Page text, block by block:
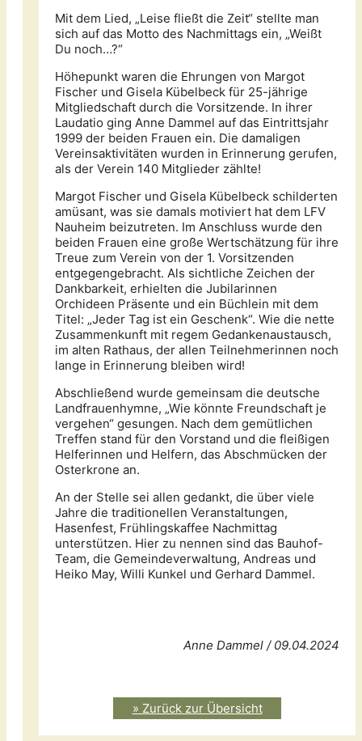
Mit dem Lied, „Leise fließt die Zeit“ stellte man
sich auf das Motto des Nachmittags ein, „Weißt
Du noch…?“
Höhepunkt waren die Ehrungen von Margot
Fischer und Gisela Kübelbeck für 25-jährige
Mitgliedschaft durch die Vorsitzende. In ihrer
Laudatio ging Anne Dammel auf das Eintrittsjahr
1999 der beiden Frauen ein. Die damaligen
Vereinsaktivitäten wurden in Erinnerung gerufen,
als der Verein 140 Mitglieder zählte!
Margot Fischer und Gisela Kübelbeck schilderten
amüsant, was sie damals motiviert hat dem LFV
Nauheim beizutreten. Im Anschluss wurde den
beiden Frauen eine große Wertschätzung für ihre
Treue zum Verein von der 1. Vorsitzenden
entgegengebracht. Als sichtliche Zeichen der
Dankbarkeit, erhielten die Jubilarinnen
Orchideen Präsente und ein Büchlein mit dem
Titel: „Jeder Tag ist ein Geschenk“. Wie die nette
Zusammenkunft mit regem Gedankenaustausch,
im alten Rathaus, der allen Teilnehmerinnen noch
lange in Erinnerung bleiben wird!
Abschließend wurde gemeinsam die deutsche
Landfrauenhymne, „Wie könnte Freundschaft je
vergehen“ gesungen. Nach dem gemütlichen
Treffen stand für den Vorstand und die fleißigen
Helferinnen und Helfern, das Abschmücken der
Osterkrone an.
An der Stelle sei allen gedankt, die über viele
Jahre die traditionellen Veranstaltungen,
Hasenfest, Frühlingskaffee Nachmittag
unterstützen. Hier zu nennen sind das Bauhof-
Team, die Gemeindeverwaltung, Andreas und
Heiko May, Willi Kunkel und Gerhard Dammel.
Anne Dammel / 09.04.2024
» Zurück zur Übersicht